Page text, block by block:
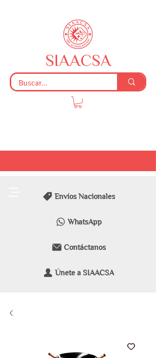
Envíos Nacionales
WhatsApp
Contáctanos
Únete a SIAACSA
SIAACSA